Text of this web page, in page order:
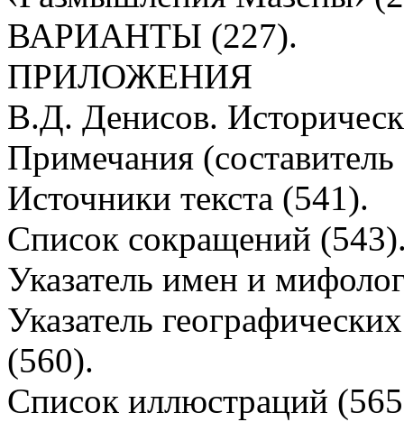
ВАРИАНТЫ (227).
ПРИЛОЖЕНИЯ
В.Д. Денисов.
Примечания
Источники текста (541).
Список сокращений
Указатель имен и
Указатель
(560).
Список иллюстраций